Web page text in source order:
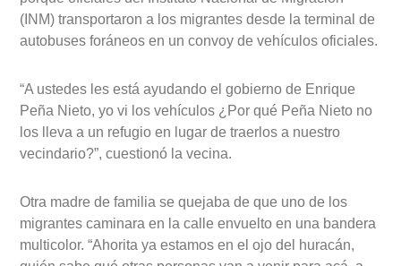
Maritza Briggit Castro Mejía, de San Pedro Sula
(Honduras), es una de las miembros del primer
contingente de la caravana en llegar a la
Momentos después de llegar al alojamiento, una
residente del lugar, Virginia Lambrosio de Sotelo,
protestó por la llegada de los migrantes porque, asegura,
nadie avisó al vecindario residencial que llegarían y
(INM) transportaron a los migrantes desde la terminal de
autobuses foráneos en un convoy de vehículos oficiales.